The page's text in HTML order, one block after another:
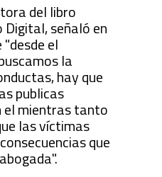
del libro
Digital, señaló en
el
la
hay que
publicas
el mientras tanto
las víctimas
que